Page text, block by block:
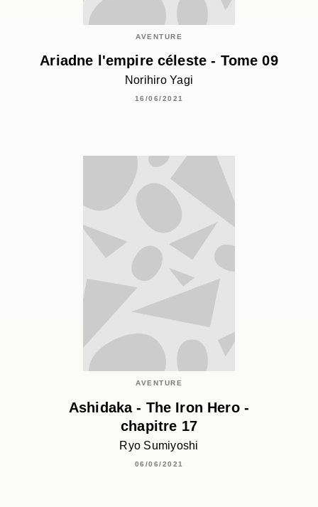
AVENTURE
Ariadne l'empire céleste - Tome 09
Norihiro Yagi
16/06/2021
AVENTURE
Ashidaka - The Iron Hero -
chapitre 17
Ryo Sumiyoshi
06/06/2021